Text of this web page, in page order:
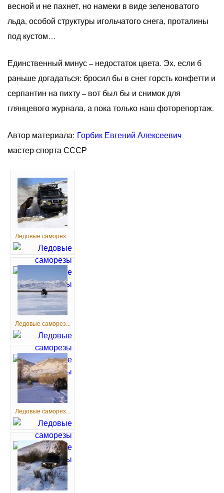
весной и не пахнет, но намеки в виде зеленоватого
льда, особой структуры игольчатого снега, проталины
под кустом…
Единственный минус – недостаток цвета. Эх, если б
раньше догадаться: бросил бы в снег горсть конфетти и
серпантин на пихту – вот был бы и снимок для
глянцевого журнала, а пока только наш фоторепортаж.
Автор материала: Горбик Евгений Алексеевич
мастер спорта СССР
Ледовые саморез...
Ледовые саморез...
Ледовые саморез...